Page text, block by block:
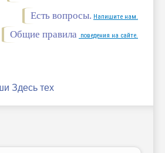
Есть вопросы. Напишите нам.
Общие правила поведения на сайте.
Здесь тех